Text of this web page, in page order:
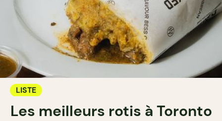
LISTE
Les meilleurs rotis à Toronto